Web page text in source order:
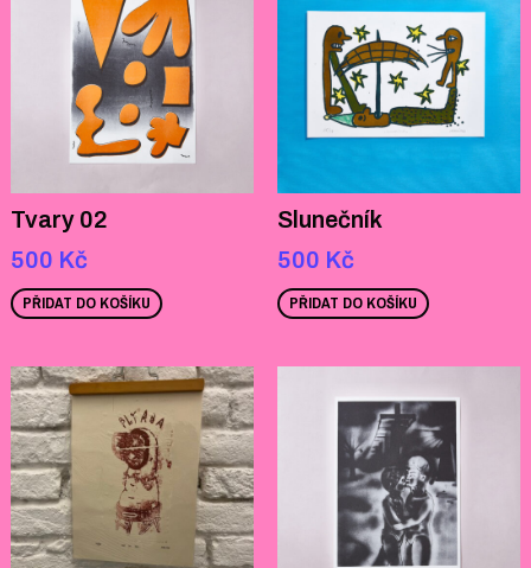
Tvary 02
500 Kč
PŘIDAT DO KOŠÍKU
Slunečník
500 Kč
PŘIDAT DO KOŠÍKU